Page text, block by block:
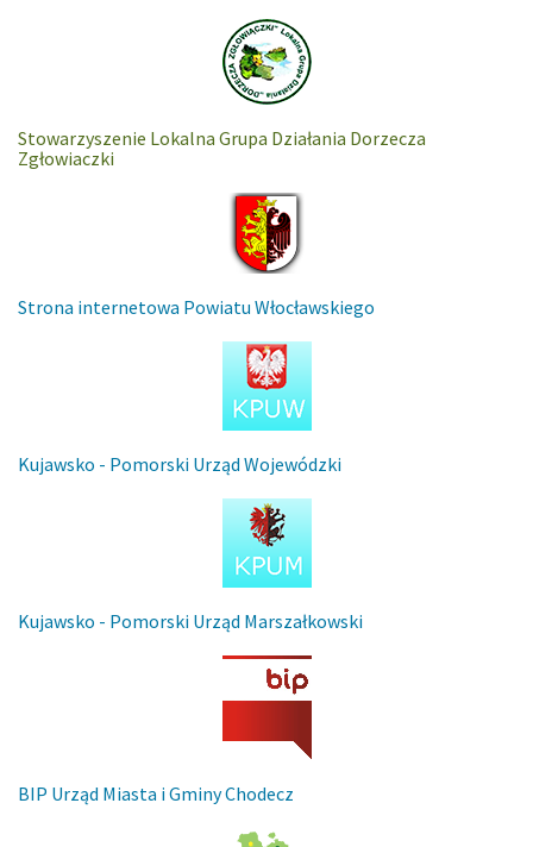
Stowarzyszenie Lokalna Grupa Działania Dorzecza
Zgłowiaczki
Strona internetowa Powiatu Włocławskiego
Kujawsko - Pomorski Urząd Wojewódzki
Kujawsko - Pomorski Urząd Marszałkowski
BIP Urząd Miasta i Gminy Chodecz